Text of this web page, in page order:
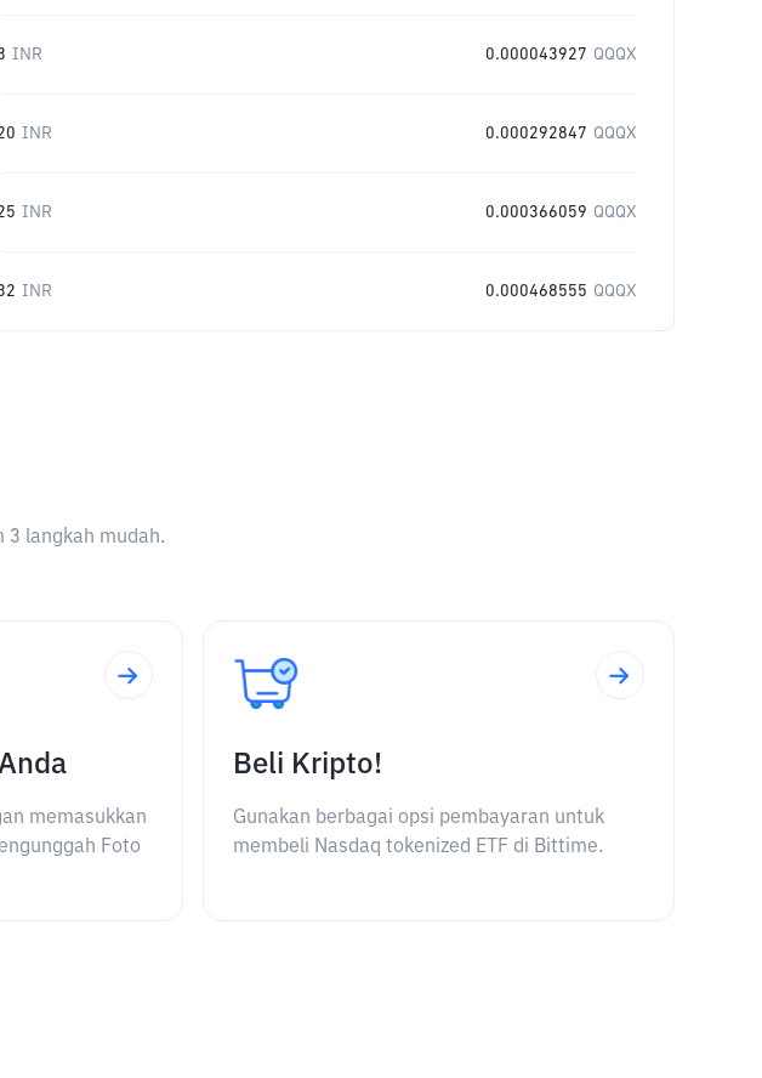
INR 0.000043927 QQQX
INR 0.000292847 QQQX
INR 0.000366059 QQQX
INR 0.000468555 QQQX
3 langkah mudah.
memasukkan
Foto
Beli Kripto!
Gunakan berbagai opsi pembayaran untuk
membeli Nasdaq tokenized ETF di Bittime.